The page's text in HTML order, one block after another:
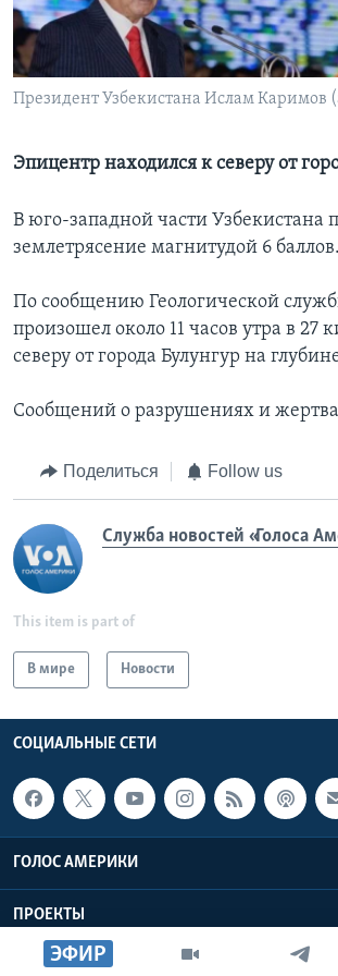
Learning English
СОЦИАЛЬНЫЕ СЕТИ
ЭФИР
Президент Узбекистана Ислам Каримов
Эпицентр находился к северу от
В юго-западной части Узбекистана
землетрясение магнитудой 6 баллов.
По сообщению Геологической
произошел около 11 часов утра в 27
северу от города Булунгур на
Сообщений о разрушениях и
Поделиться Follow us
Служба новостей «Голоса
This item is part of
В мире Новости
СОЦИАЛЬНЫЕ СЕТИ
ГОЛОС АМЕРИКИ
ПРОЕКТЫ